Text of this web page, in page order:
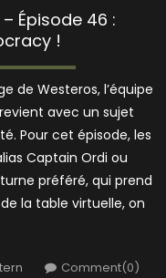
Épisode 46 :
!
de Westeros, l’équipe
avec un sujet
Pour cet épisode, les
Captain Ordi ou
préféré, qui prend
la table virtuelle, on
Comment(0)